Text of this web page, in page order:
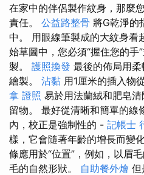
在家中的伴侶製作紋身，那麼
責任。 公益路整骨 將G乾淨的
中。 用眼線筆製成的大紋身看
始草圖中，您必須“握住您的手
製。 護照換發 最後的佈局用
繪製。 沾黏 用1厘米的插入物
拿 證照 易於用法蘭絨和肥皂
留物。 最好從清晰和簡單的線
內，校正是強制性的 - 記帳士
樣，它會隨著年齡的增長而變
條應用於“位置”，例如，以眉
毛的自然形狀。 自助餐外燴 但